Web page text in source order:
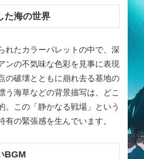
た海の世界
れたカラーパレットの中で、深
ンの不気味な色彩を見事に表現
の破壊とともに崩れ去る基地の
う海草などの背景描写は、どこ
。この「静かなる戦場」という
有の緊張感を生んでいます。
BGM